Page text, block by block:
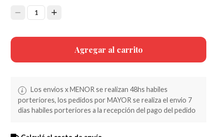
1
Agregar al carrito
Los envios x MENOR se realizan 48hs habiles
porteriores, los pedidos por MAYOR se realiza el envio 7
dias habiles porteriores a la recepción del pago del pedido